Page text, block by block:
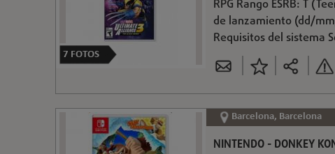
RPG Rango ESRB: T
de lanzamiento (dd/
Requisitos del sistema
7 FOTOS
Barcelona, Barcelona
NINTENDO - DONKEY